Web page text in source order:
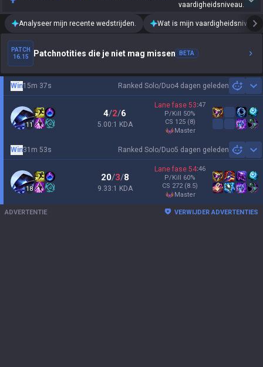
vaardigheidsniveau.
Analyseer mijn recente wedstrijden. Wat is mijn vaardigheidsniveau?
PATCH
16.15
Patchnotities die je niet mag missen BETA
Ranked Solo/Duo4 dagen geleden
Win15m 37s
11
4/2/6
5.00:1 KDA
Lane fase 53:47
P/Kill 50%
CS 125 (8)
master
Ranked Solo/Duo5 dagen geleden
Win31m 53s
18
20/3/8
9.33:1 KDA
Lane fase 54:46
P/Kill 60%
CS 272 (8.5)
master
ADVERTENTIE VERWIJDER ADVERTENTIES